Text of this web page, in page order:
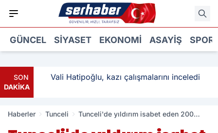
GÜNCEL SIYASET EKONOMI ASAYIŞ SPOR
SON
DAKİKA
Vali Hatipoğlu, kazı çalışmalarını inceledi
Haberler Tunceli
Tunceli'de yıldırım isabet eden 200